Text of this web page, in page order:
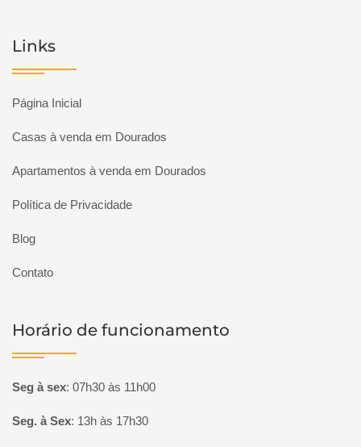
Links
Página Inicial
Casas à venda em Dourados
Apartamentos à venda em Dourados
Política de Privacidade
Blog
Contato
Horário de funcionamento
Seg à sex: 07h30 às 11h00
Seg. à Sex: 13h às 17h30